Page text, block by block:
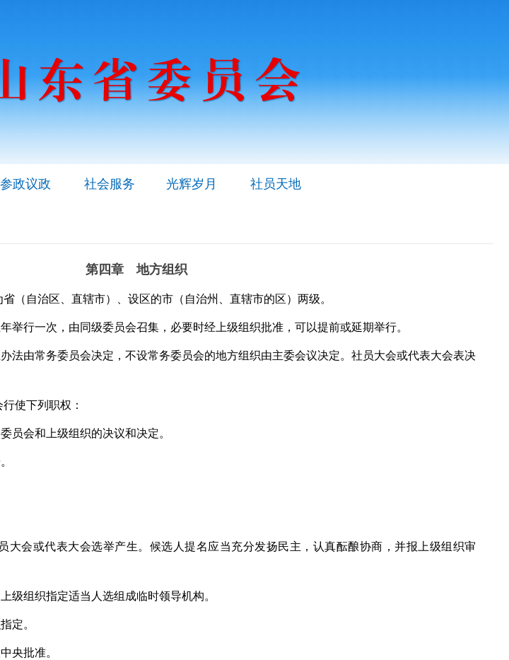
参政议政 社会服务 光辉岁月 社员天地
第四章 地方组织
（自治区、直辖市）、设区的市（自治州、直辖市的区）两级。
举行一次，由同级委员会召集，必要时经上级组织批准，可以提前或延期举行。
法由常务委员会决定，不设常务委员会的地方组织由主委会议决定。社员大会或代表大会表决
使下列职权：
员会和上级组织的决议和决定。
大会或代表大会选举产生。候选人提名应当充分发扬民主，认真酝酿协商，并报上级组织审
级组织指定适当人选组成临时领导机构。
定。
央批准。